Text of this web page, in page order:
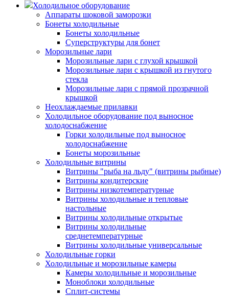
Холодильное оборудование
Аппараты шоковой заморозки
Бонеты холодильные
Бонеты холодильные
Суперструктуры для бонет
Морозильные лари
Морозильные лари с глухой крышкой
Морозильные лари с крышкой из гнутого
стекла
Морозильные лари с прямой прозрачной
крышкой
Неохлаждаемые прилавки
Холодильное оборудование под выносное
холодоснабжение
Горки холодильные под выносное
холодоснабжение
Бонеты морозильные
Холодильные витрины
Витрины "рыба на льду" (витрины рыбные)
Витрины кондитерские
Витрины низкотемпературные
Витрины холодильные и тепловые
настольные
Витрины холодильные открытые
Витрины холодильные
среднетемпературные
Витрины холодильные универсальные
Холодильные горки
Холодильные и морозильные камеры
Камеры холодильные и морозильные
Моноблоки холодильные
Сплит-системы